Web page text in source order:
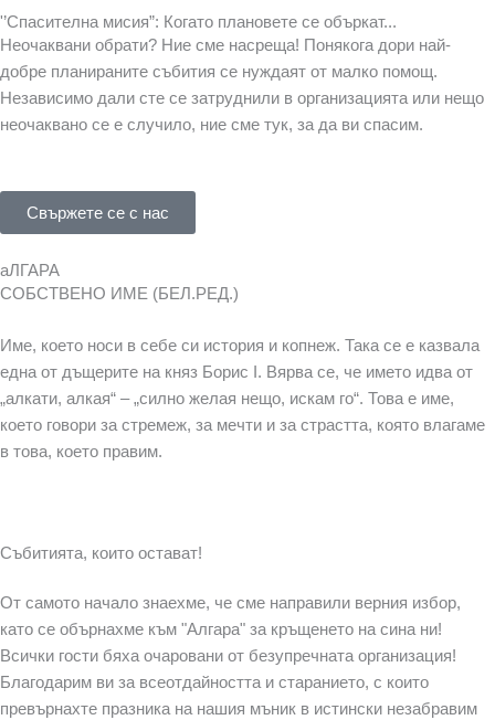
'’Спасителна мисия”: Когато плановете се объркат...
Неочаквани обрати? Ние сме насреща! Понякога дори най-
добре планираните събития се нуждаят от малко помощ.
Независимо дали сте се затруднили в организацията или нещо
неочаквано се е случило, ние сме тук, за да ви спасим.
Свържете се с нас
аЛГАРА
СОБСТВЕНО ИМЕ (БЕЛ.РЕД.)
Име, което носи в себе си история и копнеж. Така се е казвала
една от дъщерите на княз Борис I. Вярва се, че името идва от
„алкати, алкая“ – „силно желая нещо, искам го“. Това е име,
което говори за стремеж, за мечти и за страстта, която влагаме
в това, което правим.
Събитията, които остават!
От самото начало знаехме, че сме направили верния избор,
като се обърнахме към "Алгара" за кръщенето на сина ни!
Всички гости бяха очаровани от безупречната организация!
Благодарим ви за всеотдайността и старанието, с които
превърнахте празника на нашия мъник в истински незабравим